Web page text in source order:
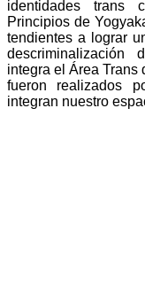
identidades trans
Principios de
tendientes a lograr
integra el Área Trans
fueron realizados
integran nuestro